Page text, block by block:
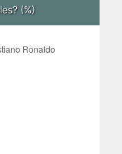
(%)